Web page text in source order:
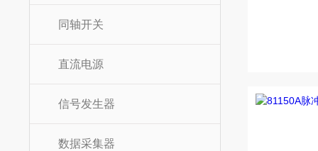
同轴开关
直流电源
信号发生器
数据采集器